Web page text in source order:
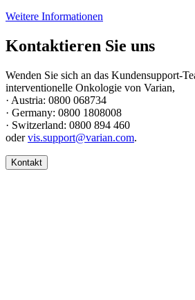
Weitere Informationen
Kontaktieren Sie uns
Wenden Sie sich an das Kundensupport-
interventionelle Onkologie von Varian,
· Austria: 0800 068734
· Germany: 0800 1808008
· Switzerland: 0800 894 460
odervis.support@varian.com.
Kontakt